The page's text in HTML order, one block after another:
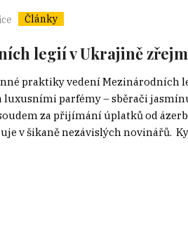
Články
legií v Ukrajině
praktiky vedení Mezinárodních
parfémy – sběrači
za přijímání úplatků od
v šikaně nezávislých novinářů.